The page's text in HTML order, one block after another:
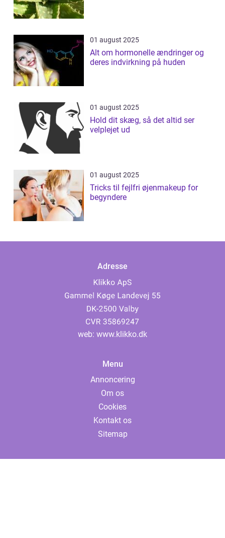
01 august 2025
Alt om hormonelle ændringer og
deres indvirkning på huden
01 august 2025
Hold dit skæg, så det altid ser
velplejet ud
01 august 2025
Tricks til fejlfri øjenmakeup for
begyndere
Adresse
web: www.klikko.dk
Menu
Annoncering
Om os
Cookies
Kontakt os
Sitemap